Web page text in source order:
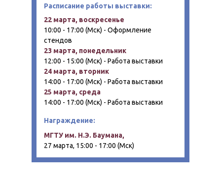
МГТУ им. Н.Э. Баумана,
27 марта, 15:00 - 17:00 (Мск)
Расписание работы выставки:
Награждение:
22 марта, воскресенье
10:00 - 17:00 (Мск) - Оформление
стендов
23 марта, понедельник
12:00 - 15:00 (Мск) - Работа выставки
24 марта, вторник
14:00 - 17:00 (Мск) - Работа выставки
25 марта, среда
14:00 - 17:00 (Мск) - Работа выставки